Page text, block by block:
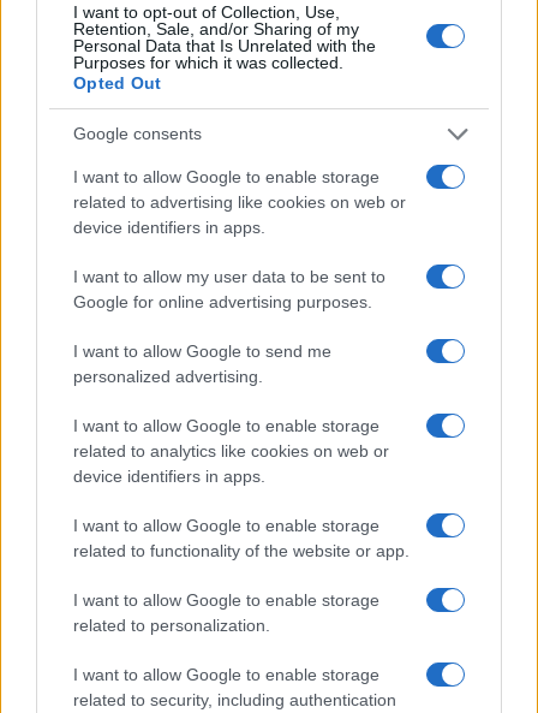
I want to opt-out of Collection, Use,
Retention, Sale, and/or Sharing of my
Personal Data that Is Unrelated with the
Purposes for which it was collected.
Opted Out
Google consents
I want to allow Google to enable storage
related to advertising like cookies on web or
device identifiers in apps.
I want to allow my user data to be sent to
Google for online advertising purposes.
I want to allow Google to send me
personalized advertising.
I want to allow Google to enable storage
related to analytics like cookies on web or
device identifiers in apps.
I want to allow Google to enable storage
related to functionality of the website or app.
I want to allow Google to enable storage
related to personalization.
I want to allow Google to enable storage
related to security, including authentication
Super Street Fighter IV: más información
sobre Juri, la nueva guerrera
Los juegos de lucha, orientados sin duda a…
Eclipse solar 2026: Todo lo que necesitas
El 8 de abril de 2026, el cielo…
CIENCIA Y TECNOLOGÍA